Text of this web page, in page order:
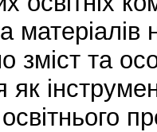
матеріалів
зміст та
освітнього